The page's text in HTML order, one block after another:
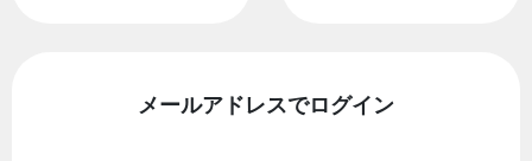
メールアドレスでログイン